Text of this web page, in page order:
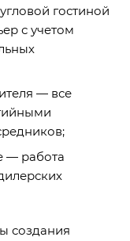
гостиной
с учетом
— все
— работа
создания